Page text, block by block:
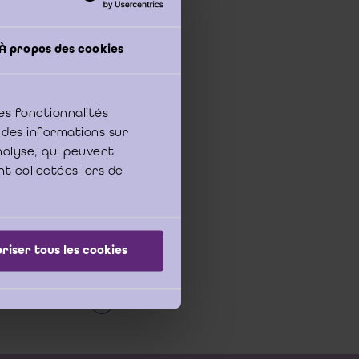
propos des cookies
fonctionnalités
informations sur
qui peuvent
collectées lors de
tous les cookies
en 12 december
de (gecoördineerde)
en de datum van
alle
de publieke sector.